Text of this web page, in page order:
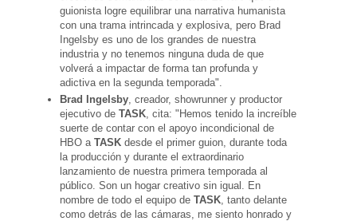
guionista logre equilibrar una narrativa humanista
con una trama intrincada y explosiva, pero Brad
Ingelsby es uno de los grandes de nuestra
industria y no tenemos ninguna duda de que
volverá a impactar de forma tan profunda y
adictiva en la segunda temporada".
Brad Ingelsby , creador, showrunner y productor
ejecutivo deTASK , cita: "Hemos tenido la increíble
suerte de contar con el apoyo incondicional de
HBO aTASKdesde el primer guion, durante toda
la producción y durante el extraordinario
lanzamiento de nuestra primera temporada al
público. Son un hogar creativo sin igual. En
nombre de todo el equipo deTASK , tanto delante
como detrás de las cámaras, me siento honrado y